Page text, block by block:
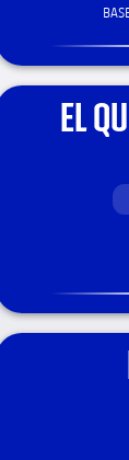
EL